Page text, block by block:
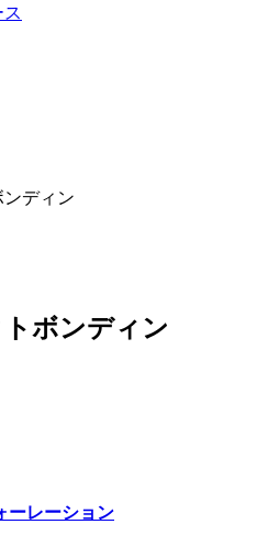
ディン
ボンディン
ーレーション